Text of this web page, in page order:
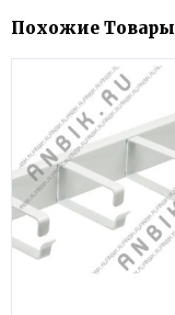
Похожие Товары